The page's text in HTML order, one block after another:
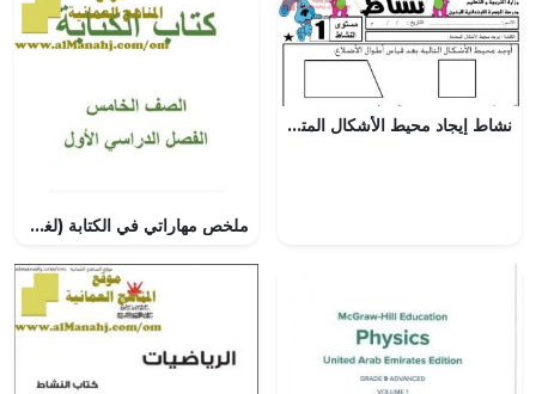
نشاط إيجاد محيط الأشكال المتعددة (رياضيات) الثالث
ملخص مهاراتي في الكتابة (لغة عربية) الخامس